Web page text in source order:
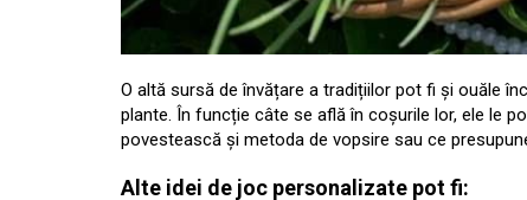
O altă sursă de învățare a tradițiilor pot fi și ouăle
plante. În funcție câte se află în coșurile lor, ele le
povestească și metoda de vopsire sau ce
Alte idei de joc personalizate pot fi: